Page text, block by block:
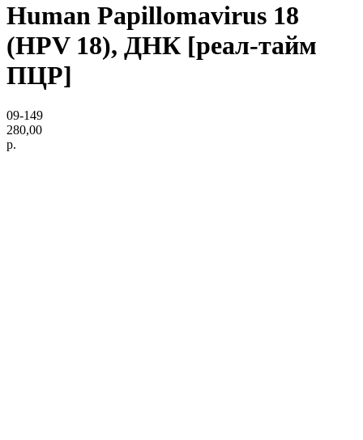
Human Papillomavirus 18
(HPV 18), ДНК [реал-тайм
ПЦР]
09-149
280,00
р.